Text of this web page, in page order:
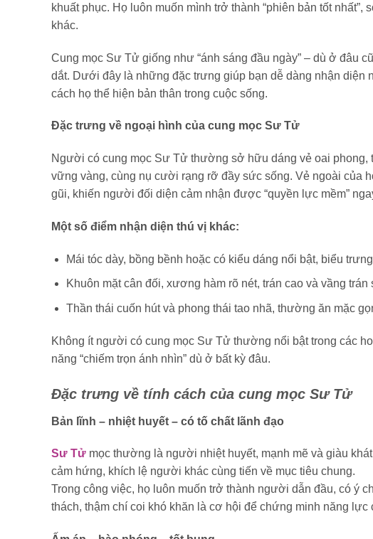
khuất phục. Họ luôn muốn mình trở thành “phiên bản tốt
khác.
Cung mọc Sư Tử giống như “ánh sáng đầu ngày” – dù ở đâu
dắt. Dưới đây là những đặc trưng giúp bạn dễ dàng nhận
cách họ thể hiện bản thân trong cuộc sống.
Đặc trưng về ngoại hình của cung mọc Sư Tử
Người có cung mọc Sư Tử thường sở hữu dáng vẻ oai phong,
vững vàng, cùng nụ cười rạng rỡ đầy sức sống. Vẻ ngoài của
gũi, khiến người đối diện cảm nhận được “quyền lực mềm”
Một số điểm nhận diện thú vị khác:
Mái tóc dày, bồng bềnh hoặc có kiểu dáng nổi bật, biểu
Khuôn mặt cân đối, xương hàm rõ nét, trán cao và vầng
Thần thái cuốn hút và phong thái tao nhã, thường ăn mặc
Không ít người có cung mọc Sư Tử thường nổi bật trong các
năng “chiếm trọn ánh nhìn” dù ở bất kỳ đâu.
Đặc trưng về tính cách của cung mọc Sư Tử
Bản lĩnh – nhiệt huyết – có tố chất lãnh đạo
Sư Tử mọc thường là người nhiệt huyết, mạnh mẽ và giàu
cảm hứng, khích lệ người khác cùng tiến về mục tiêu chung.
Trong công việc, họ luôn muốn trở thành người dẫn đầu, có ý
thách, thậm chí coi khó khăn là cơ hội để chứng minh năng lực